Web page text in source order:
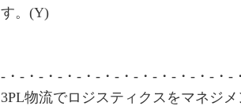
す。(Y)
-・-・-・-・-・-・-・-・-・-・-・-・-
3PL物流でロジスティクスをマネジ